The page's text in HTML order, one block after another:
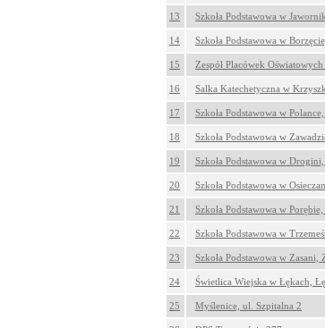
13 Szkoła Podstawowa w
14 Szkoła Podstawowa w
15 Zespół Placówek
16 Salka Katechetyczna w
17 Szkoła Podstawowa w
18 Szkoła Podstawowa w
19 Szkoła Podstawowa w
20 Szkoła Podstawowa w
21 Szkoła Podstawowa w Porębie,
22 Szkoła Podstawowa w
23 Szkoła Podstawowa w Zasani,
24 Świetlica Wiejska w Łękach,
25 Myślenice, ul. Szpitalna 2